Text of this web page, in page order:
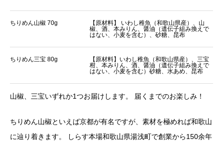
ちりめん山椒 70g
【原材料】 いわし稚魚（和歌山県産）、山
椒、酒、本みりん、醤油（遺伝子組み換えで
はない、小麦を含む）、砂糖、昆布
ちりめん三宝 80g
【原材料】いわし稚魚（和歌山県産）、三宝
柑、本みりん、酒、醤油（遺伝子組み換えで
はない、小麦を含む）砂糖、水あめ、昆布
山椒、三宝いずれか1つお届けします。 届くまでのお楽しみ！
ちりめん山椒といえば京都が有名ですが、素材を極めれば和歌山
に辿り着きます。 しらす本場和歌山県湯浅町で創業から150余年